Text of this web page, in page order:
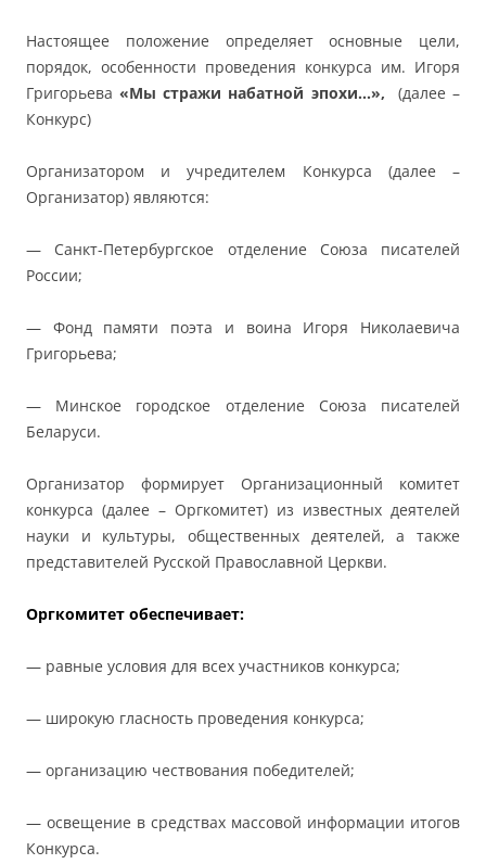
Настоящее положение определяет основные цели,
порядок, особенности проведения конкурса им. Игоря
Григорьева«Мы стражи набатной эпохи…», (далее –
Конкурс)
Организатором и учредителем Конкурса (далее –
Организатор) являются:
— Санкт-Петербургское отделение Союза писателей
России;
— Фонд памяти поэта и воина Игоря Николаевича
Григорьева;
— Минское городское отделение Союза писателей
Беларуси.
Организатор формирует Организационный комитет
конкурса (далее – Оргкомитет) из известных деятелей
науки и культуры, общественных деятелей, а также
представителей Русской Православной Церкви.
Оргкомитет обеспечивает:
— равные условия для всех участников конкурса;
— широкую гласность проведения конкурса;
— организацию чествования победителей;
— освещение в средствах массовой информации итогов
Конкурса.